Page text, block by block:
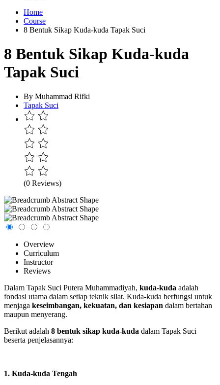
Home
Course
8 Bentuk Sikap Kuda-kuda Tapak Suci
8 Bentuk Sikap Kuda-kuda
Tapak Suci
By Muhammad Rifki
Tapak Suci
(0 Reviews)
Overview
Curriculum
Instructor
Reviews
Dalam Tapak Suci Putera Muhammadiyah, kuda-kuda adalah
fondasi utama dalam setiap teknik silat. Kuda-kuda berfungsi untuk
menjaga keseimbangan, kekuatan, dan kesiapan dalam bertahan
maupun menyerang.
Berikut adalah 8 bentuk sikap kuda-kuda dalam Tapak Suci
beserta penjelasannya:
1. Kuda-kuda Tengah